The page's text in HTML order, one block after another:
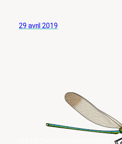
29 avril 2019